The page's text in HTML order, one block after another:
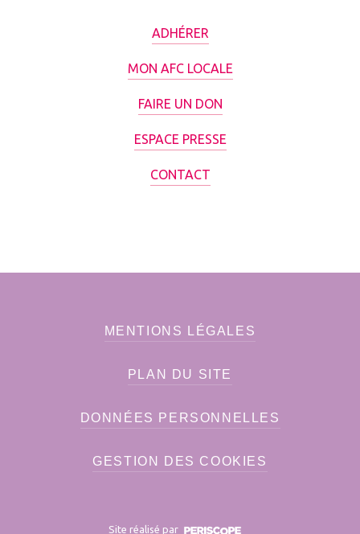
ADHÉRER
MON AFC LOCALE
FAIRE UN DON
ESPACE PRESSE
CONTACT
MENTIONS LÉGALES
PLAN DU SITE
DONNÉES PERSONNELLES
GESTION DES COOKIES
Site réalisé par